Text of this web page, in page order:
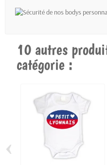
10 autres
catégorie :
‹